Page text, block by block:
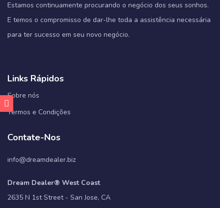
Estamos continuamente procurando o negócio dos seus sonhos.
E temos o compromisso de dar-lhe toda a assistência necessária
para ter sucesso em seu novo negócio.
Links Rápidos
Sobre nós
Termos e Condições
Contate-Nos
info@dreamdealer.biz
Dream Dealer® West Coast
2635 N 1st Street - San Jose, CA